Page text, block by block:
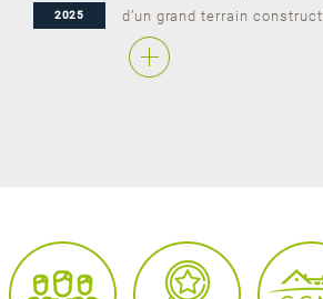
2025
d’un grand terrain